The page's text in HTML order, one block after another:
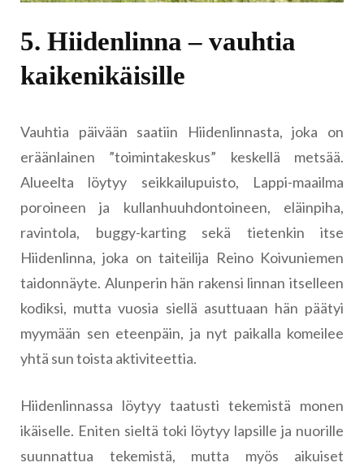
5. Hiidenlinna – vauhtia
kaikenikäisille
Vauhtia päivään saatiin Hiidenlinnasta, joka on
eräänlainen ”toimintakeskus” keskellä metsää.
Alueelta löytyy seikkailupuisto, Lappi-maailma
poroineen ja kullanhuuhdontoineen, eläinpiha,
ravintola, buggy-karting sekä tietenkin itse
Hiidenlinna, joka on taiteilija Reino Koivuniemen
taidonnäyte. Alunperin hän rakensi linnan itselleen
kodiksi, mutta vuosia siellä asuttuaan hän päätyi
myymään sen eteenpäin, ja nyt paikalla komeilee
yhtä sun toista aktiviteettia.
Hiidenlinnassa löytyy taatusti tekemistä monen
ikäiselle. Eniten sieltä toki löytyy lapsille ja nuorille
suunnattua tekemistä, mutta myös aikuiset